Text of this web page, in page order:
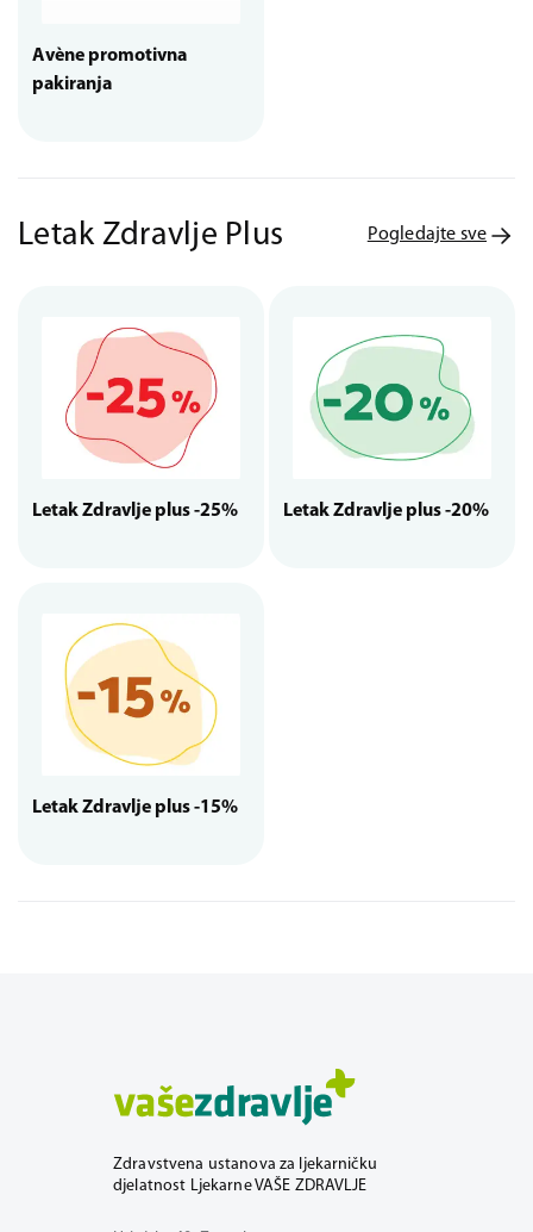
Avène promotivna
pakiranja
Letak Zdravlje Plus Pogledajte sve
Letak Zdravlje plus -25% Letak Zdravlje plus -20%
Letak Zdravlje plus -15%
Zdravstvena ustanova za ljekarničku
djelatnost Ljekarne VAŠE ZDRAVLJE